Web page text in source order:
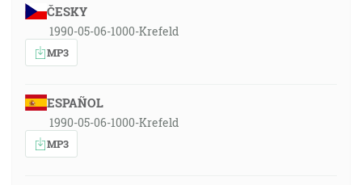
ČESKY
1990-05-06-1000-Krefeld
MP3
ESPAÑOL
1990-05-06-1000-Krefeld
MP3